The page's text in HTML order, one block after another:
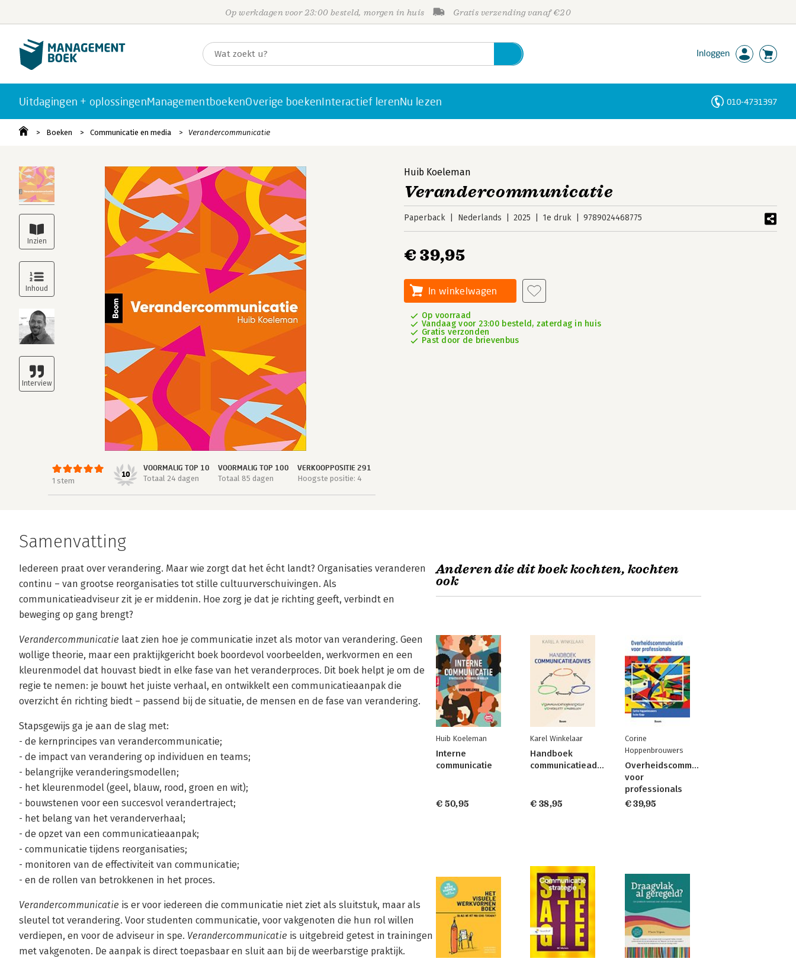
Op werkdagen voor 23:00 besteld, morgen in huis Gratis verzending vanaf €20
Inloggen
Uitdagingen + oplossingenManagementboekenOverige boekenInteractief lerenNu lezen 010-4731397
Boeken Communicatie en media Verandercommunicatie
1 stem
10
VOORMALIG TOP 10
Totaal 24 dagen
VOORMALIG TOP 100
Totaal 85 dagen
VERKOOPPOSITIE 291
Hoogste positie: 4
Huib Koeleman
Verandercommunicatie
Paperback Nederlands 2025 1e druk 9789024468775
€ 39,95
In winkelwagen
Op voorraad
Vandaag voor 23:00 besteld, zaterdag in huis
Gratis verzonden
Past door de brievenbus
Samenvatting
Iedereen praat over verandering. Maar wie zorgt dat het écht landt? Organisaties veranderen
continu – van grootse reorganisaties tot stille cultuurverschuivingen. Als
communicatieadviseur zit je er middenin. Hoe zorg je dat je richting geeft, verbindt en
beweging op gang brengt?
Verandercommunicatie laat zien hoe je communicatie inzet als motor van verandering. Geen
wollige theorie, maar een praktijkgericht boek boordevol voorbeelden, werkvormen en een
kleurenmodel dat houvast biedt in elke fase van het veranderproces. Dit boek helpt je om de
regie te nemen: je bouwt het juiste verhaal, en ontwikkelt een communicatieaanpak die
overzicht én richting biedt – passend bij de situatie, de mensen en de fase van verandering.
Stapsgewijs ga je aan de slag met:
- de kernprincipes van verandercommunicatie;
- de impact van verandering op individuen en teams;
- belangrijke veranderingsmodellen;
- het kleurenmodel (geel, blauw, rood, groen en wit);
- bouwstenen voor een succesvol verandertraject;
- het belang van het veranderverhaal;
- de opzet van een communicatieaanpak;
- communicatie tijdens reorganisaties;
- monitoren van de effectiviteit van communicatie;
- en de rollen van betrokkenen in het proces.
Verandercommunicatie is er voor iedereen die communicatie niet ziet als sluitstuk, maar als
sleutel tot verandering. Voor studenten communicatie, voor vakgenoten die hun rol willen
verdiepen, en voor de adviseur in spe. Verandercommunicatie is uitgebreid getest in trainingen
met vakgenoten. De aanpak is direct toepasbaar en sluit aan bij de weerbarstige praktijk.
Anderen die dit boek kochten, kochten
ook
Huib Koeleman
Interne
communicatie
€ 50,95
Karel Winkelaar
Handboek
communicatieadvies
€ 38,95
Corine
Hoppenbrouwers
Overheidscommunicatie
voor
professionals
€ 39,95
Personen